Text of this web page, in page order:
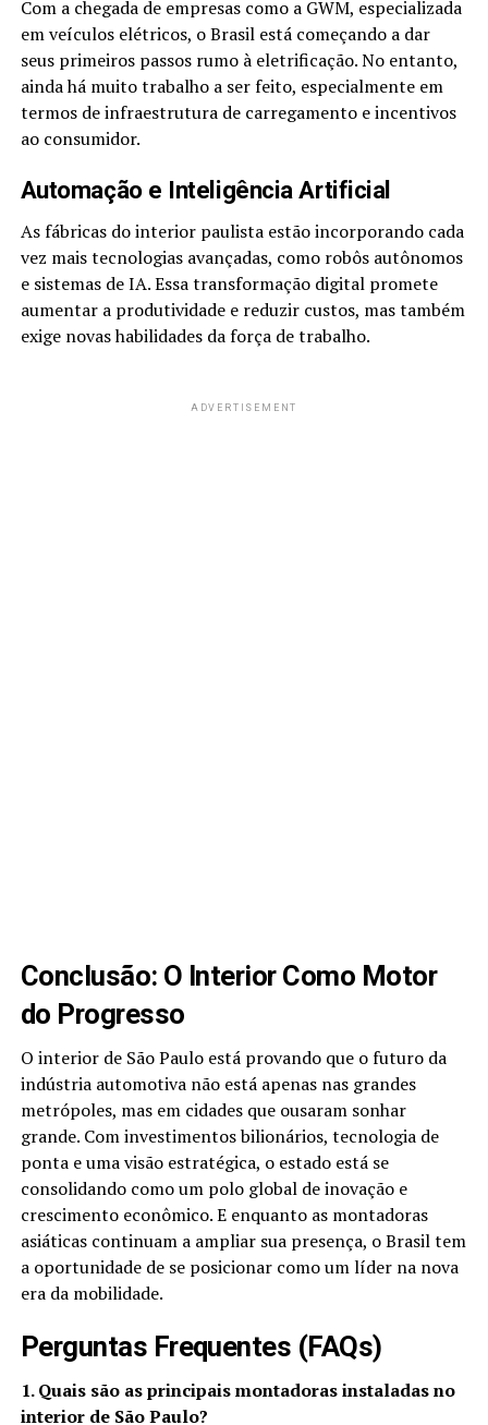
Com a chegada de empresas como a GWM, especializada
em veículos elétricos, o Brasil está começando a dar
seus primeiros passos rumo à eletrificação. No entanto,
ainda há muito trabalho a ser feito, especialmente em
termos de infraestrutura de carregamento e incentivos
ao consumidor.
Automação e Inteligência Artificial
As fábricas do interior paulista estão incorporando cada
vez mais tecnologias avançadas, como robôs autônomos
e sistemas de IA. Essa transformação digital promete
aumentar a produtividade e reduzir custos, mas também
exige novas habilidades da força de trabalho.
ADVERTISEMENT
Conclusão: O Interior Como Motor
do Progresso
O interior de São Paulo está provando que o futuro da
indústria automotiva não está apenas nas grandes
metrópoles, mas em cidades que ousaram sonhar
grande. Com investimentos bilionários, tecnologia de
ponta e uma visão estratégica, o estado está se
consolidando como um polo global de inovação e
crescimento econômico. E enquanto as montadoras
asiáticas continuam a ampliar sua presença, o Brasil tem
a oportunidade de se posicionar como um líder na nova
era da mobilidade.
Perguntas Frequentes (FAQs)
1. Quais são as principais montadoras instaladas no
interior de São Paulo?